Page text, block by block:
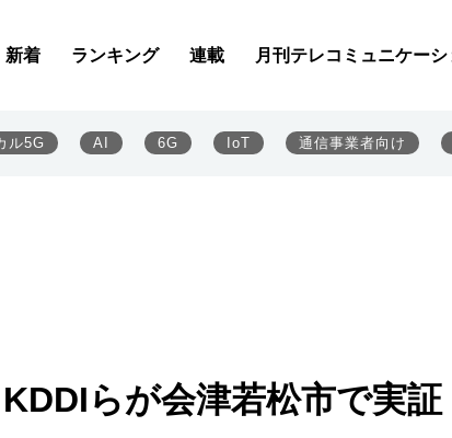
新着 ランキング 連載 月刊テレコミュニケーシ
ル5G AI 6G IoT 通信事業者向け
らが会津若松市で実証